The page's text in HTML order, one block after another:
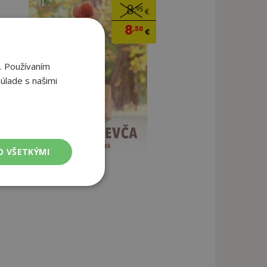
8,95 €
8,50 €
s našimi
VŠETKÝMI